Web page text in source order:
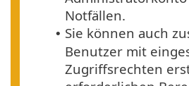
Notfällen.
• Sie können auch
Benutzer mit
Zugriffsrechten